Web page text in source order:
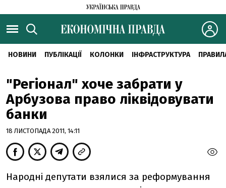
НОВИНИ ПУБЛІКАЦІЇ КОЛОНКИ ІНФРАСТРУКТУРА
"Регіонал" хоче забрати у
Арбузова право ліквідовувати
банки
18 ЛИСТОПАДА 2011, 14:11
Народні депутати взялися за реформування